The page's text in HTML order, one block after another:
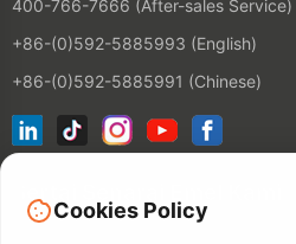
400-766-7666 (After-sales Service)
+86-(0)592-5885993 (English)
+86-(0)592-5885991 (Chinese)
Sertai Senarai Emel Kami
Cookies Policy